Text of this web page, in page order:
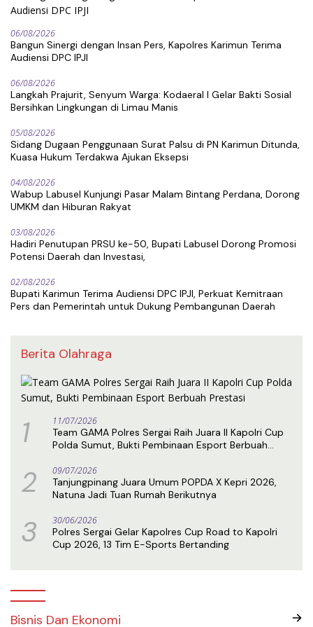
06/08/2026
Bangun Sinergi dengan Insan Pers, Kapolres Karimun Terima
Audiensi DPC IPJI
06/08/2026
Langkah Prajurit, Senyum Warga: Kodaeral I Gelar Bakti Sosial
Bersihkan Lingkungan di Limau Manis
05/08/2026
Sidang Dugaan Penggunaan Surat Palsu di PN Karimun Ditunda,
Kuasa Hukum Terdakwa Ajukan Eksepsi
04/08/2026
Wabup Labusel Kunjungi Pasar Malam Bintang Perdana, Dorong
UMKM dan Hiburan Rakyat
03/08/2026
Hadiri Penutupan PRSU ke-50, Bupati Labusel Dorong Promosi
Potensi Daerah dan Investasi,
02/08/2026
Bupati Karimun Terima Audiensi DPC IPJI, Perkuat Kemitraan
Pers dan Pemerintah untuk Dukung Pembangunan Daerah
Berita Olahraga
1 11/07/2026
Team GAMA Polres Sergai Raih Juara II Kapolri Cup
Polda Sumut, Bukti Pembinaan Esport Berbuah
2 09/07/2026
Tanjungpinang Juara Umum POPDA X Kepri 2026,
Natuna Jadi Tuan Rumah Berikutnya
3 30/06/2026
Polres Sergai Gelar Kapolres Cup Road to Kapolri
Cup 2026, 13 Tim E-Sports Bertanding
Bisnis Dan Ekonomi